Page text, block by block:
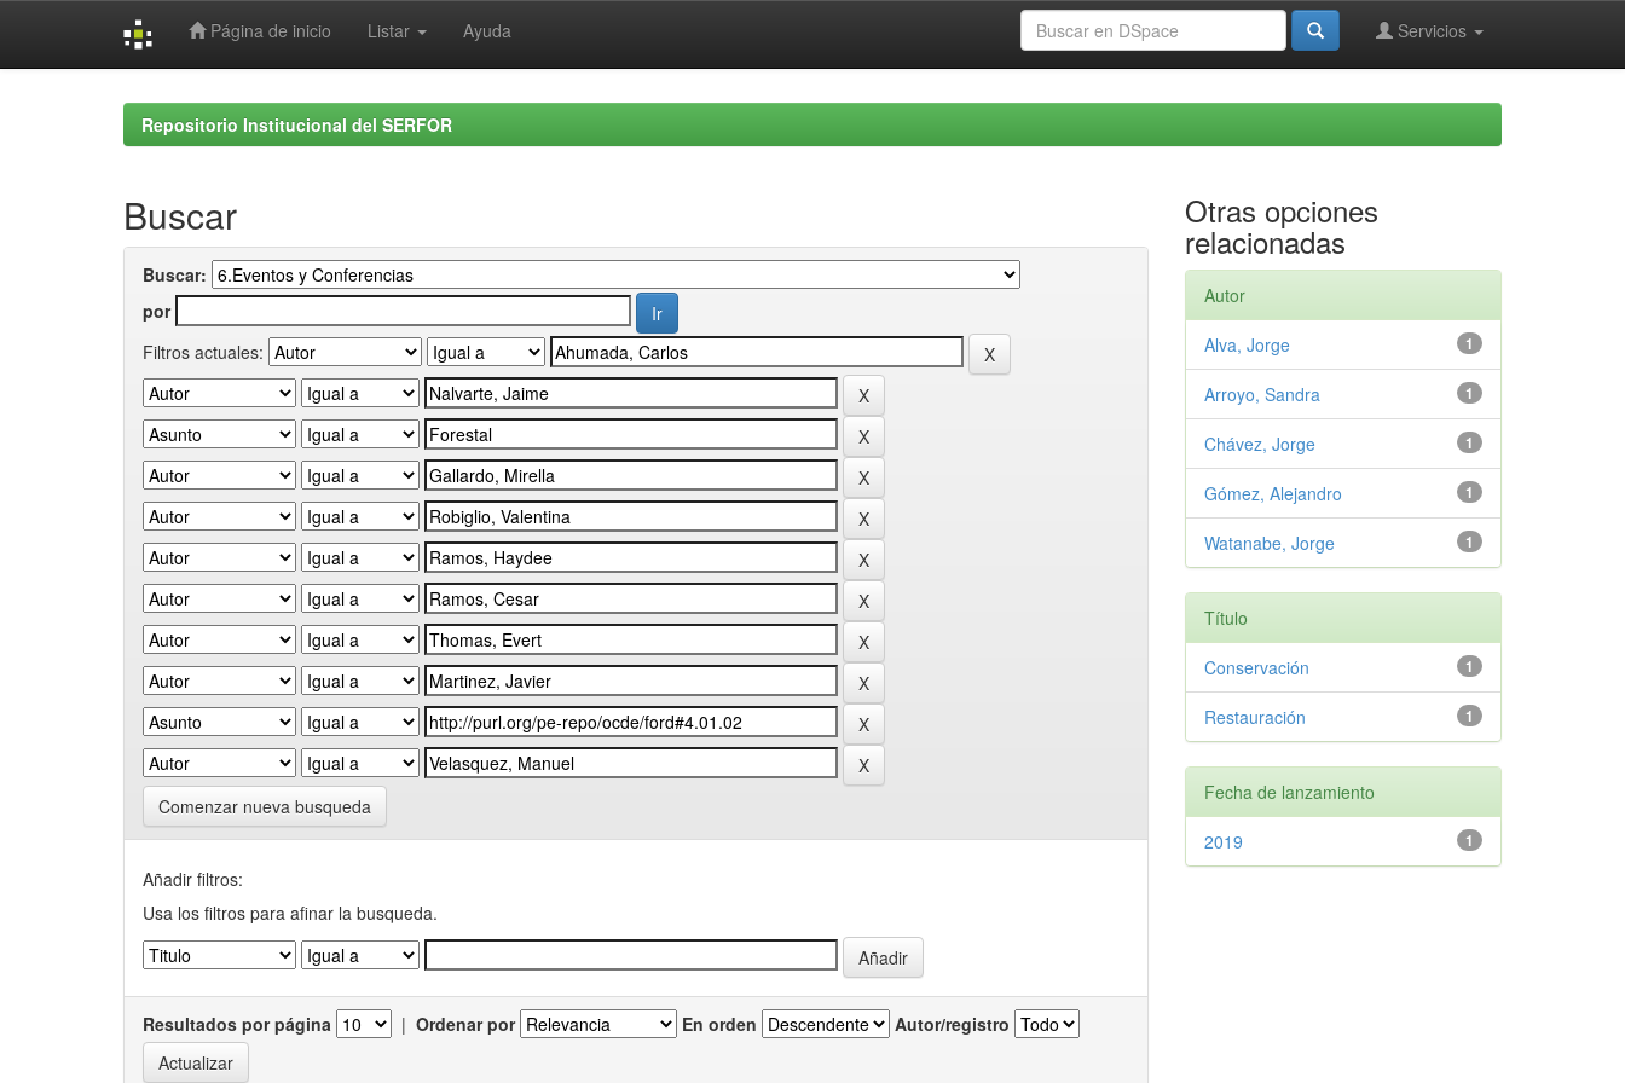
Página de inicio Listar Ayuda Servicios
Repositorio Institucional del SERFOR
Buscar
Buscar:
por
Filtros actuales:
Comenzar nueva busqueda
Añadir filtros:
Usa los filtros para afinar la busqueda.
Resultados por página | Ordenar por En orden Autor/registro
Otras opciones
relacionadas
Autor
1
Alva, Jorge
1
Arroyo, Sandra
1
Chávez, Jorge
1
Gómez, Alejandro
1
Watanabe, Jorge
Título
1
Conservación
1
Restauración
Fecha de lanzamiento
1
2019